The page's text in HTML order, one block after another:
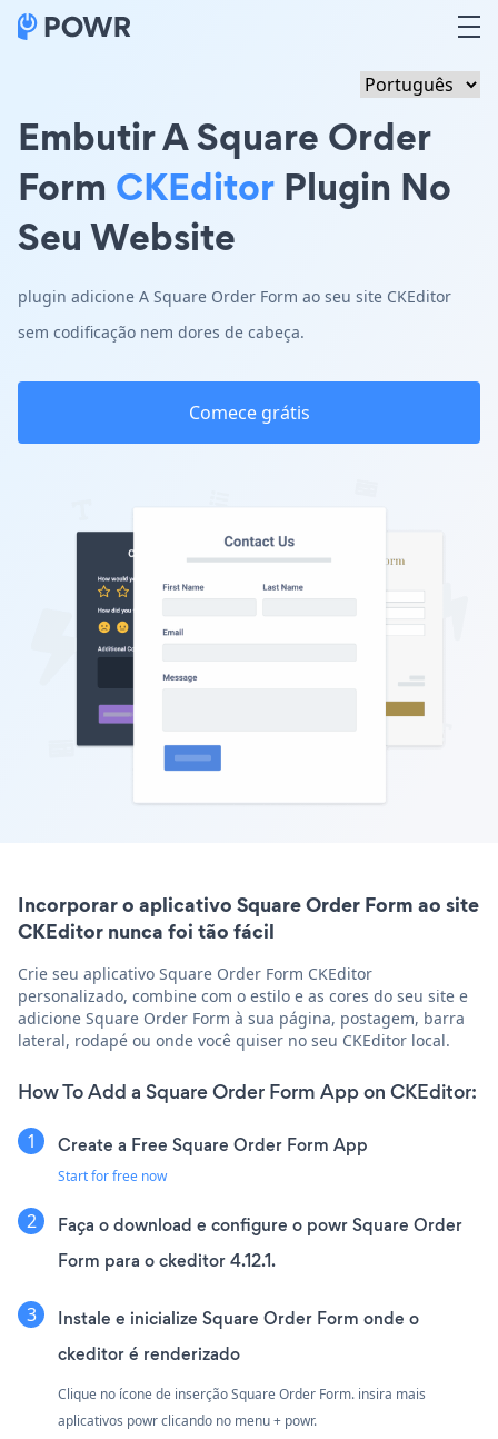
Embutir A Square Order
Form CKEditor Plugin No
Seu Website
plugin adicione A Square Order Form ao seu site CKEditor
sem codificação nem dores de cabeça.
Comece grátis
Incorporar o aplicativo Square Order Form ao site
CKEditor nunca foi tão fácil
Crie seu aplicativo Square Order Form CKEditor
personalizado, combine com o estilo e as cores do seu site e
adicione Square Order Form à sua página, postagem, barra
lateral, rodapé ou onde você quiser no seu CKEditor local.
How To Add a Square Order Form App on CKEditor:
Create a Free Square Order Form App
Start for free now
Faça o download e configure o powr Square Order
Form para o ckeditor 4.12.1.
Instale e inicialize Square Order Form onde o
ckeditor é renderizado
Clique no ícone de inserção Square Order Form. insira mais
aplicativos powr clicando no menu + powr.